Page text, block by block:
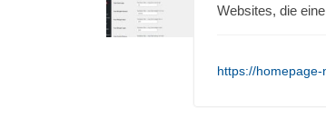
Websites, die
https://